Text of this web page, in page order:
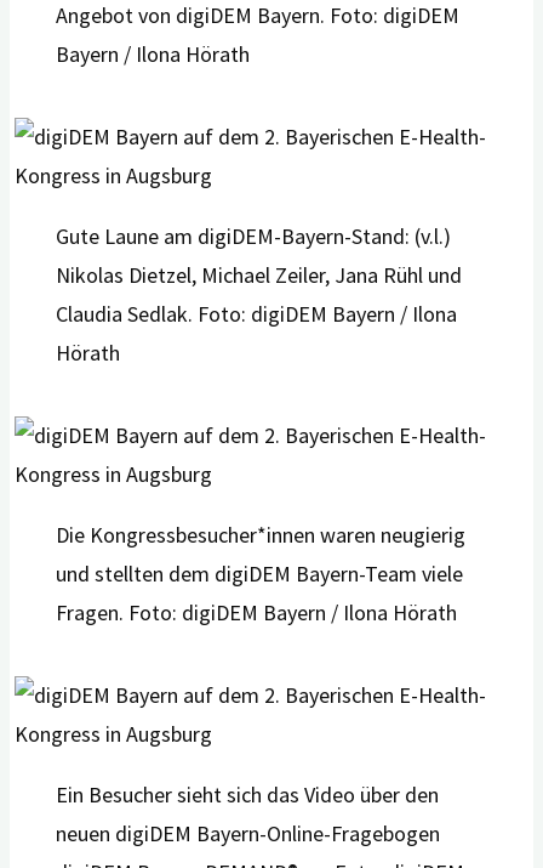
Angebot von digiDEM Bayern. Foto: digiDEM
Bayern / Ilona Hörath
Gute Laune am digiDEM-Bayern-Stand: (v.l.)
Nikolas Dietzel, Michael Zeiler, Jana Rühl und
Claudia Sedlak. Foto: digiDEM Bayern / Ilona
Hörath
Die Kongressbesucher*innen waren neugierig
und stellten dem digiDEM Bayern-Team viele
Fragen. Foto: digiDEM Bayern / Ilona Hörath
Ein Besucher sieht sich das Video über den
neuen digiDEM Bayern-Online-Fragebogen